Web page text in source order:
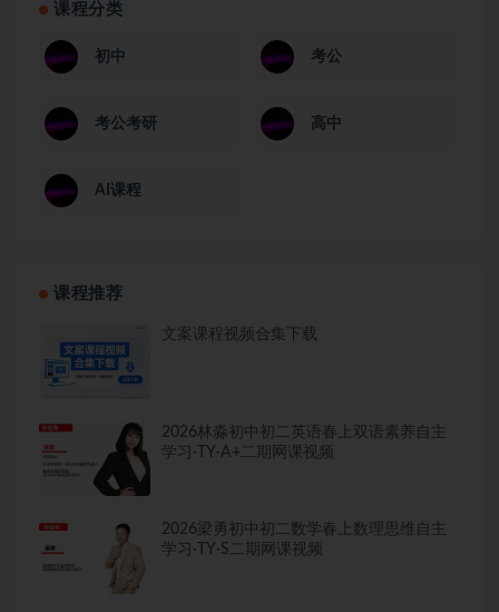
课程分类
初中 考公
考公考研 高中
AI课程
课程推荐
文案课程视频合集下载
2026林淼初中初二英语春上双语素养自主
学习·TY·A+二期网课视频
2026梁勇初中初二数学春上数理思维自主
学习·TY·S二期网课视频